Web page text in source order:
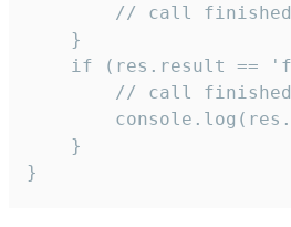
// call
    }
if (res.result ==
// call
    }
}